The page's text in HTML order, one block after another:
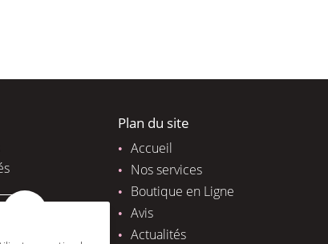
Plan du site
Accueil
Nos services
Boutique en Ligne
Avis
Actualités